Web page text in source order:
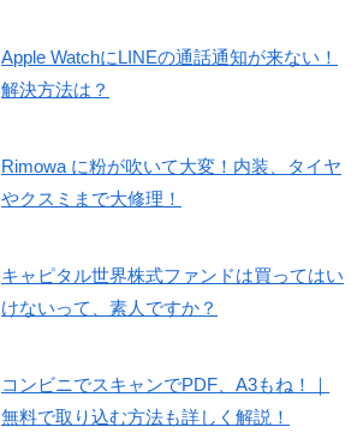
Apple WatchにLINEの通話通知が来ない！
解決方法は？
Rimowa に粉が吹いて大変！内装、タイヤ
やクスミまで大修理！
キャピタル世界株式ファンドは買ってはい
けないって、素人ですか？
コンビニでスキャンでPDF、A3もね！｜
無料で取り込む方法も詳しく解説！